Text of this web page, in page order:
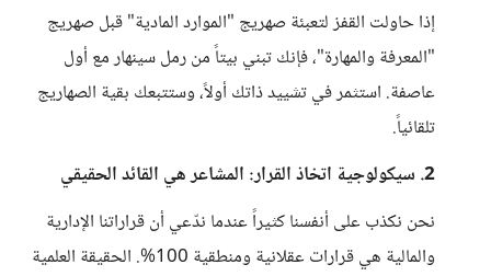
إذا حاولت القفز لتعبئة صهريج "الموارد المادية" قبل صهريج
"المعرفة والمهارة"، فإنك تبني بيتاً من رمل سينهار مع أول
عاصفة. استثمر في تشييد ذاتك أولاً، وستتبعك بقية الصهاريج
تلقائياً.
2. سيكولوجية اتخاذ القرار: المشاعر هي القائد الحقيقي
نحن نكذب على أنفسنا كثيراً عندما ندّعي أن قراراتنا الإدارية
والمالية هي قرارات عقلانية ومنطقية 100%. الحقيقة العلمية